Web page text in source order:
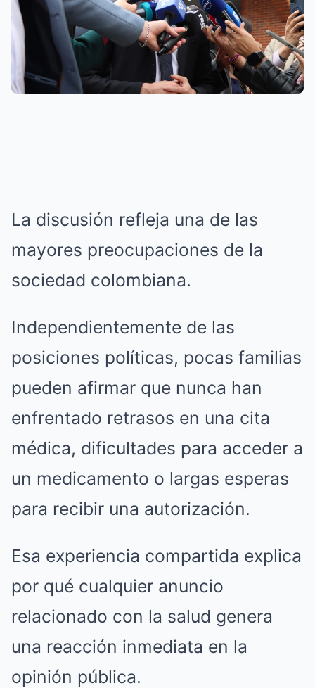
La discusión refleja una de las
mayores preocupaciones de la
sociedad colombiana.
Independientemente de las
posiciones políticas, pocas familias
pueden afirmar que nunca han
enfrentado retrasos en una cita
médica, dificultades para acceder a
un medicamento o largas esperas
para recibir una autorización.
Esa experiencia compartida explica
por qué cualquier anuncio
relacionado con la salud genera
una reacción inmediata en la
opinión pública.